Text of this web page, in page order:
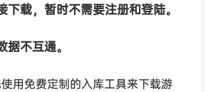
载，暂时不需要注册和登陆。
不互通。
用免费定制的入库工具来下载游